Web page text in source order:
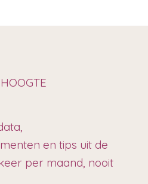
en tips uit de
per maand, nooit